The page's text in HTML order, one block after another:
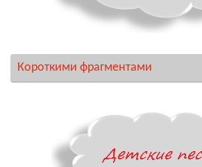
Короткими фрагментами